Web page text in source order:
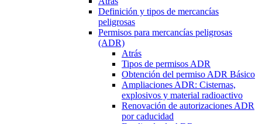
Definición y tipos de mercancías
peligrosas
Permisos para mercancías peligrosas
(ADR)
Atrás
Tipos de permisos ADR
Obtención del permiso ADR Básico
Ampliaciones ADR: Cisternas,
explosivos y material radioactivo
Renovación de autorizaciones ADR
por caducidad